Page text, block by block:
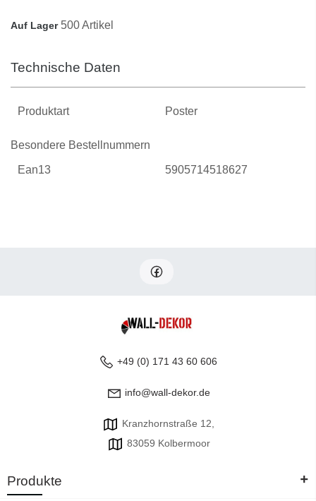
Auf Lager 500 Artikel
Technische Daten
Produktart Poster
Besondere Bestellnummern
Ean13 5905714518627
+49 (0) 171 43 60 606
info@wall-dekor.de
Kranzhornstraße 12,
83059 Kolbermoor
Produkte +